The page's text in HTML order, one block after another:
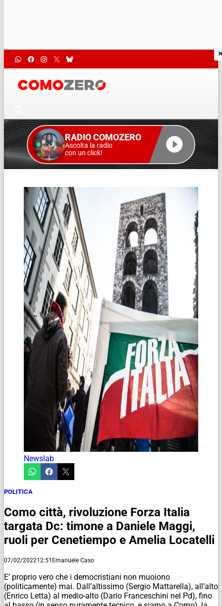
RADIO COMOZERO
Ascolta la radio
con un click!
Newslab
POLITICA
Como città, rivoluzione Forza Italia
targata Dc: timone a Daniele Maggi,
ruoli per Cenetiempo e Amelia Locatelli
07/02/202212:51 Emanuele Caso
E’ proprio vero che i democristiani non muoiono
(politicamente) mai. Dall’altissimo (Sergio Mattarella), all’alto
(Enrico Letta) al medio-alto (Dario Franceschini nel Pd), fino